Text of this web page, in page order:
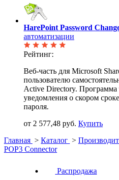
HarePoint Password
автоматизации
Рейтинг:
Веб-часть для Microsoft
пользователю
Active Directory. Программа
уведомления о скором
пароля.
от 2 577,48 руб. Купить
Главная > Каталог >
POP3 Connector
Распродажа